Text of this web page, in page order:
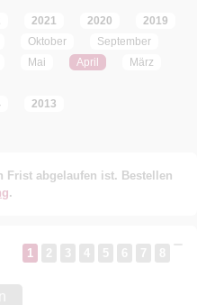
2021 2020
2019
Oktober
September
Mai April
März
2013
Frist abgelaufen ist. Bestellen
.
1 2 3 4 5 6 7 8